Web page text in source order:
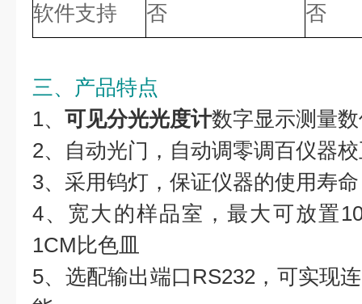
软件支持
否 否
三、产品特点
1、 可见分光光度计数字显示测量
2、自动光门，自动调零调百仪器
3、采用钨灯，保证仪器的使用寿命
4、宽大的样品室，最大可放置
1CM 比色皿
5、选配输出端口RS232，可实现